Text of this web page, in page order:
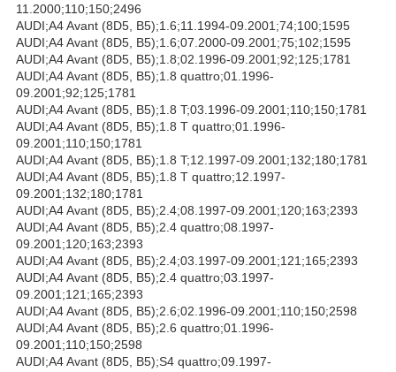
11.2000;110;150;2496
AUDI;A4 Avant (8D5, B5);1.6;11.1994-09.2001;74;100;1595
AUDI;A4 Avant (8D5, B5);1.6;07.2000-09.2001;75;102;1595
AUDI;A4 Avant (8D5, B5);1.8;02.1996-09.2001;92;125;1781
AUDI;A4 Avant (8D5, B5);1.8 quattro;01.1996-
09.2001;92;125;1781
AUDI;A4 Avant (8D5, B5);1.8 T;03.1996-09.2001;110;150;1781
AUDI;A4 Avant (8D5, B5);1.8 T quattro;01.1996-
09.2001;110;150;1781
AUDI;A4 Avant (8D5, B5);1.8 T;12.1997-09.2001;132;180;1781
AUDI;A4 Avant (8D5, B5);1.8 T quattro;12.1997-
09.2001;132;180;1781
AUDI;A4 Avant (8D5, B5);2.4;08.1997-09.2001;120;163;2393
AUDI;A4 Avant (8D5, B5);2.4 quattro;08.1997-
09.2001;120;163;2393
AUDI;A4 Avant (8D5, B5);2.4;03.1997-09.2001;121;165;2393
AUDI;A4 Avant (8D5, B5);2.4 quattro;03.1997-
09.2001;121;165;2393
AUDI;A4 Avant (8D5, B5);2.6;02.1996-09.2001;110;150;2598
AUDI;A4 Avant (8D5, B5);2.6 quattro;01.1996-
09.2001;110;150;2598
AUDI;A4 Avant (8D5, B5);S4 quattro;09.1997-